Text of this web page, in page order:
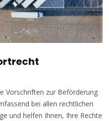
Vorschriften zur Beförderung
bei allen rechtlichen
und helfen Ihnen, Ihre Rechte